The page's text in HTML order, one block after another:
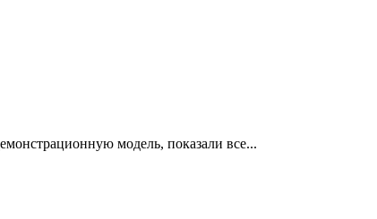
модель, показали все...